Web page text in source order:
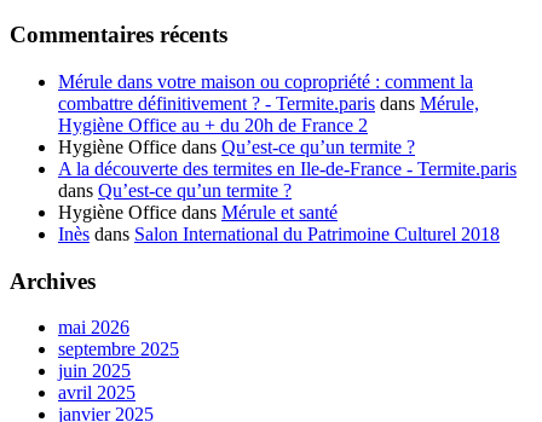
Commentaires récents
Mérule dans votre maison ou copropriété : comment la
combattre définitivement ? - Termite.paris dans Mérule,
Hygiène Office au + du 20h de France 2
Hygiène Office dans Qu’est-ce qu’un termite ?
A la découverte des termites en Ile-de-France - Termite.paris
dans Qu’est-ce qu’un termite ?
Hygiène Office dans Mérule et santé
Inès dans Salon International du Patrimoine Culturel 2018
Archives
mai 2026
septembre 2025
juin 2025
avril 2025
janvier 2025